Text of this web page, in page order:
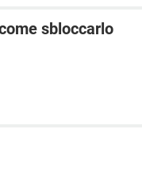
sbloccarlo